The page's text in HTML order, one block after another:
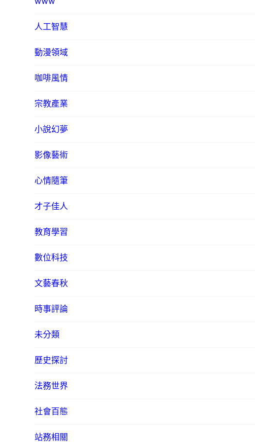
人工智慧
動漫領域
咖啡風情
宗教產業
小說幻夢
影像藝術
心情隨筆
才子佳人
教育學習
數位科技
文藝春秋
時事評論
未分類
歷史探討
法務世界
社會百態
站務相關